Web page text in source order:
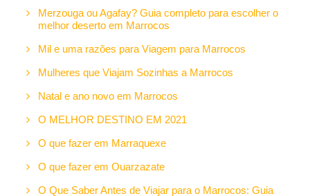
Merzouga ou Agafay? Guia completo para escolher o
melhor deserto em Marrocos
Mil e uma razões para Viagem para Marrocos
Mulheres que Viajam Sozinhas a Marrocos
Natal e ano novo em Marrocos
O MELHOR DESTINO EM 2021
O que fazer em Marraquexe
O que fazer em Ouarzazate
O Que Saber Antes de Viajar para o Marrocos: Guia